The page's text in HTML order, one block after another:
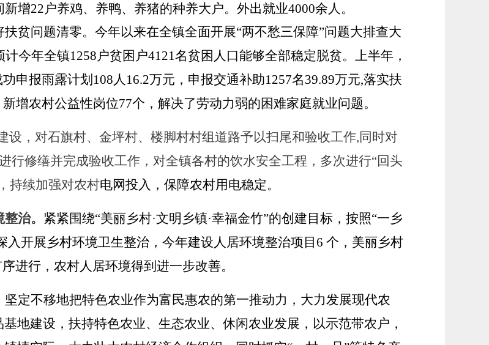
增22户养鸡、养鸭、养猪的种养大户。外出就业4000余人。
扶贫问题清零。今年以来在全镇全面开展“两不愁三保障”问题大排查大
今年全镇1258户贫困户4121名贫困人口能够全部稳定脱贫。上半年，
申报雨露计划108人16.2万元，申报交通补助1257名39.89万元,落实扶
增农村公益性岗位77个，解决了劳动力弱的困难家庭就业问题。
设，对石旗村、金坪村、楼脚村村组道路予以扫尾和验收工作,同时对
行修缮并完成验收工作 ， 对全镇各村的饮水安全工程，多次进行“回头
持续加强对农村电网投入，保障农村用电稳定。
治。 紧紧围绕“美丽乡村·文明乡镇·幸福金竹”的创建目标，按照“一乡
入开展乡村环境卫生整治，今年建设人居环境整治项目6 个，美丽乡村
进行，农村人居环境得到进一步改善。
坚定不移地把特色农业作为富民惠农的第一推动力，大力发展现代农
地建设，扶持特色农业、生态农业、休闲农业发展，以示范带农户，